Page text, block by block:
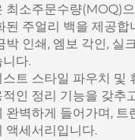
최소주문수량(MOQ)
된 주얼리 백을 제공합
박 인쇄, 엠보 각인, 실
다.
트 스타일 파우치 및
인 정리 기능을 갖추
완벽하게 들어가며, 트
액세서리입니다.